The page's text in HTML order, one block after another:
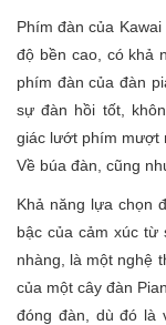
Phím đàn của
độ bền cao, có khả
phím đàn của đàn
sự đàn hồi tốt,
giác lướt phím mượt
Về búa đàn, cũng
Khả năng lựa chọn
bậc của cảm xúc từ
nhàng, là một nghệ
của một cây đàn
đóng đàn, dù đó là